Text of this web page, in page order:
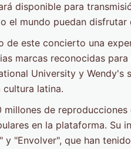
disponible para
el mundo puedan disfrutar
de este concierto una
marcas reconocidas
University y Wendy's
latina.
de
en la plataforma. Su
"Envolver", que han